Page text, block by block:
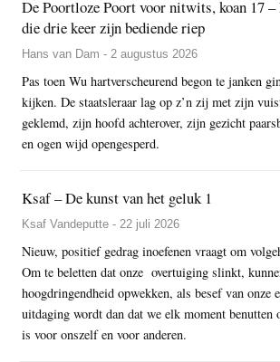
De Poortloze Poort voor nitwits, koan 17 –
die drie keer zijn bediende riep
Hans van Dam - 2 augustus 2026
Pas toen Wu hartverscheurend begon te janken
kijken. De staatsleraar lag op z’n zij met zijn
geklemd, zijn hoofd achterover, zijn gezicht
en ogen wijd opengesperd.
Ksaf – De kunst van het geluk 1
Ksaf Vandeputte - 22 juli 2026
Nieuw, positief gedrag inoefenen vraagt om
Om te beletten dat onze overtuiging slinkt,
hoogdringendheid opwekken, als besef van onze
uitdaging wordt dan dat we elk moment benutten
is voor onszelf en voor anderen.